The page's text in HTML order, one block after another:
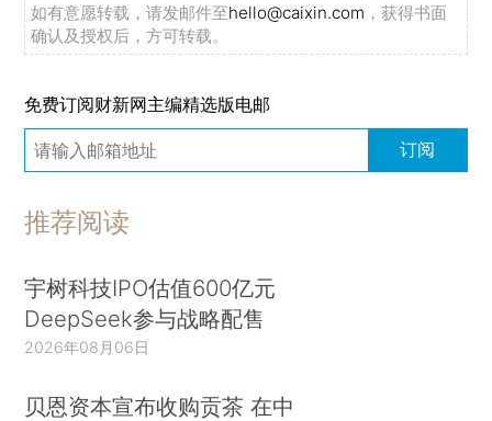
如有意愿转载，请发邮件至hello@caixin.com ，获得书面
确认及授权后，方可转载。
免费订阅财新网主编精选版电邮
订阅
推荐阅读
宇树科技IPO估值600亿元
DeepSeek参与战略配售
2026年08月06日
贝恩资本宣布收购贡茶 在中